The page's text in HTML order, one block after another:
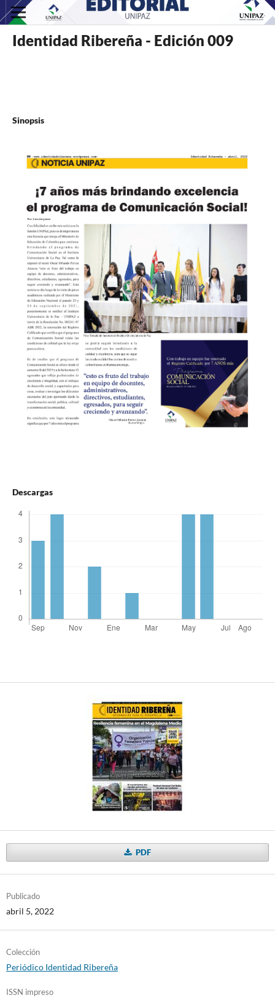
Identidad Ribereña - Edición 009
Sinopsis
Descargas
PDF
Publicado
abril 5, 2022
Colección
Periódico Identidad Ribereña
ISSN impreso